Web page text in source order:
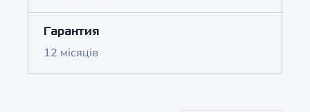
Гарантия
12 місяців